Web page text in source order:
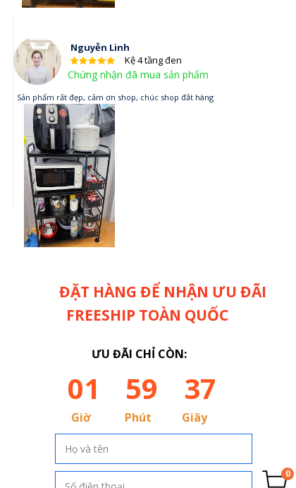
Nguyễn Linh
Sản phẩm rất đẹp, cảm ơn shop, chúc shop đắt hàng
Kệ 4 tầng đen
Chứng nhận đã mua sản phẩm
01 59 35
ƯU ĐÃI CHỈ CÒN:
Giờ Phút Giây
ĐẶT HÀNG ĐỂ NHẬN ƯU ĐÃI
FREESHIP TOÀN QUỐC
0